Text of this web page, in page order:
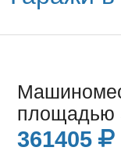
площадью
361405